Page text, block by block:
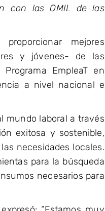
con las OMIL de las
mejores
y jóvenes- de las
EmpleaT en
a nivel nacional e
mundo laboral a través
exitosa y sostenible,
necesidades locales.
para la búsqueda
necesarios para